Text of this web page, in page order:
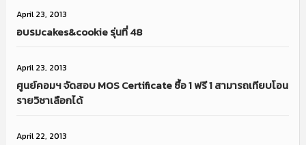
April 23, 2013
อบรมcakes&cookie รุ่นที่ 48
April 23, 2013
ศูนย์คอมฯ จัดสอบ MOS Certificate ซื้อ 1 ฟรี 1 สามารถเทียบโอน
รายวิชาเลือกได้
April 22, 2013